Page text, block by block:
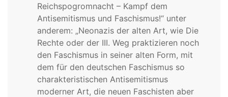
Reichspogromnacht – Kampf dem
Antisemitismus und Faschismus!“ unter
anderem: „Neonazis der alten Art, wie Die
Rechte oder der III. Weg praktizieren noch
den Faschismus in seiner alten Form, mit
dem für den deutschen Faschismus so
charakteristischen Antisemitismus
moderner Art, die neuen Faschisten aber